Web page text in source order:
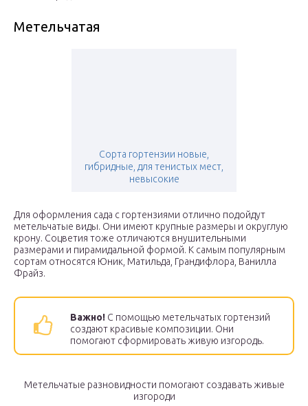
Метельчатая
Сорта гортензии новые,
гибридные, для тенистых мест,
невысокие
Для оформления сада с гортензиями отлично подойдут
метельчатые виды. Они имеют крупные размеры и округлую
крону. Соцветия тоже отличаются внушительными
размерами и пирамидальной формой. К самым популярным
сортам относятся Юник, Матильда, Грандифлора, Ванилла
Фрайз.
Важно! С помощью метельчатых гортензий
создают красивые композиции. Они
помогают сформировать живую изгородь.
Метельчатые разновидности помогают создавать живые
изгороди